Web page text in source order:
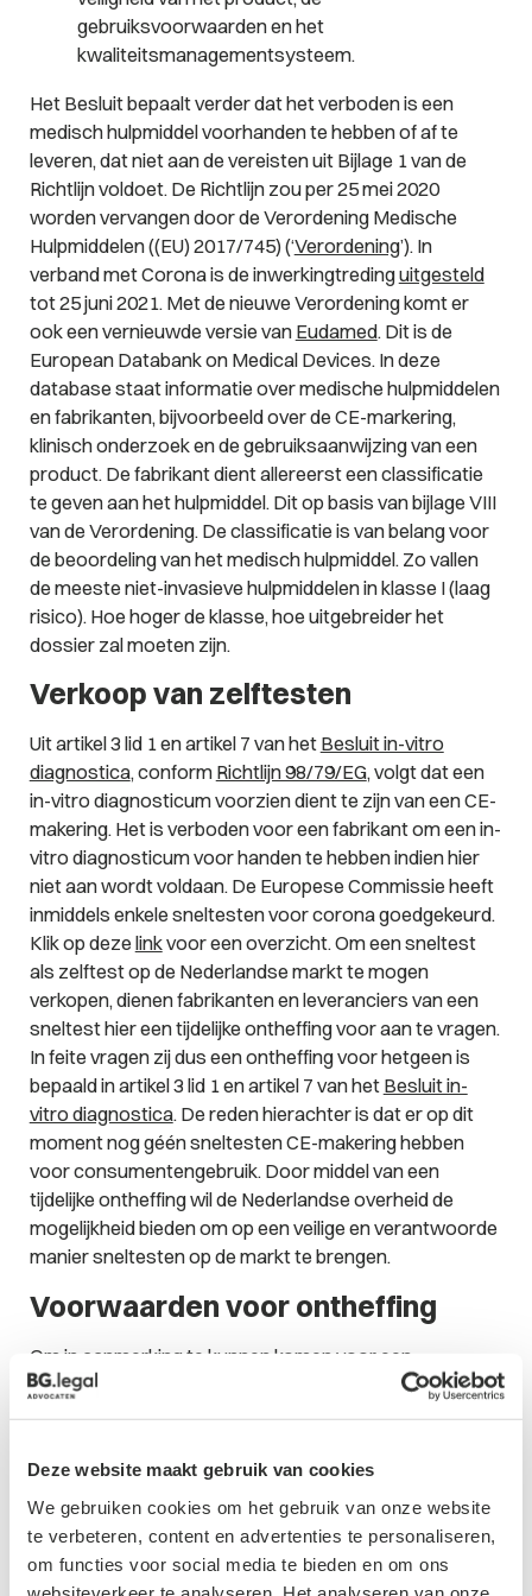
Deze website maakt gebruik van cookies
We gebruiken cookies om het gebruik van onze website
te verbeteren, content en advertenties te personaliseren,
om functies voor social media te bieden en om ons
gebruiksvoorwaarden en het
kwaliteitsmanagementsysteem.
Het Besluit bepaalt verder dat het verboden is een
medisch hulpmiddel voorhanden te hebben of af te
leveren, dat niet aan de vereisten uit Bijlage 1 van de
Richtlijn voldoet. De Richtlijn zou per 25 mei 2020
worden vervangen door de Verordening Medische
Hulpmiddelen ((EU) 2017/745) (‘Verordening’). In
verband met Corona is de inwerkingtredinguitgesteld
tot 25 juni 2021. Met de nieuwe Verordening komt er
ook een vernieuwde versie van Eudamed. Dit is de
European Databank on Medical Devices. In deze
database staat informatie over medische hulpmiddelen
en fabrikanten, bijvoorbeeld over de CE-markering,
klinisch onderzoek en de gebruiksaanwijzing van een
product. De fabrikant dient allereerst een classificatie
te geven aan het hulpmiddel. Dit op basis van bijlage VIII
van de Verordening. De classificatie is van belang voor
de beoordeling van het medisch hulpmiddel. Zo vallen
de meeste niet-invasieve hulpmiddelen in klasse I (laag
risico). Hoe hoger de klasse, hoe uitgebreider het
dossier zal moeten zijn.
Verkoop van zelftesten
Uit artikel 3 lid 1 en artikel 7 van het Besluit in-vitro
diagnostica, conform Richtlijn 98/79/EG, volgt dat een
in-vitro diagnosticum voorzien dient te zijn van een CE-
makering. Het is verboden voor een fabrikant om een in-
vitro diagnosticum voor handen te hebben indien hier
niet aan wordt voldaan. De Europese Commissie heeft
inmiddels enkele sneltesten voor corona goedgekeurd.
Klik op deze linkvoor een overzicht. Om een sneltest
als zelftest op de Nederlandse markt te mogen
verkopen, dienen fabrikanten en leveranciers van een
sneltest hier een tijdelijke ontheffing voor aan te vragen.
In feite vragen zij dus een ontheffing voor hetgeen is
bepaald in artikel 3 lid 1 en artikel 7 van het Besluit in-
vitro diagnostica. De reden hierachter is dat er op dit
moment nog géén sneltesten CE-makering hebben
voor consumentengebruik. Door middel van een
tijdelijke ontheffing wil de Nederlandse overheid de
mogelijkheid bieden om op een veilige en verantwoorde
manier sneltesten op de markt te brengen.
Voorwaarden voor ontheffing
Om in aanmerking te kunnen komen voor een
ontheffing, dient er te zijn voldaan aan bepaalde
voorwaarden. In dit kader verwijs ik naar het volgende
voorwaarden zijn:
De sneltest heeft al een CE-makering voor
professioneel gebruik als sneltest en dit kan ook
aangetoond worden.